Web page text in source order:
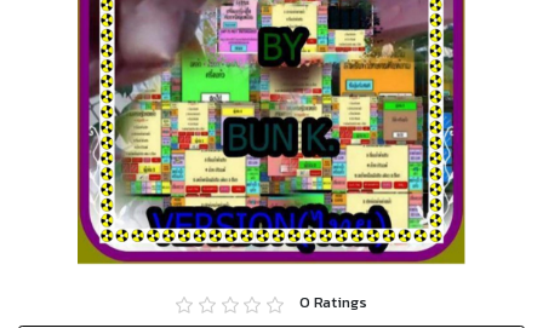
0 Ratings